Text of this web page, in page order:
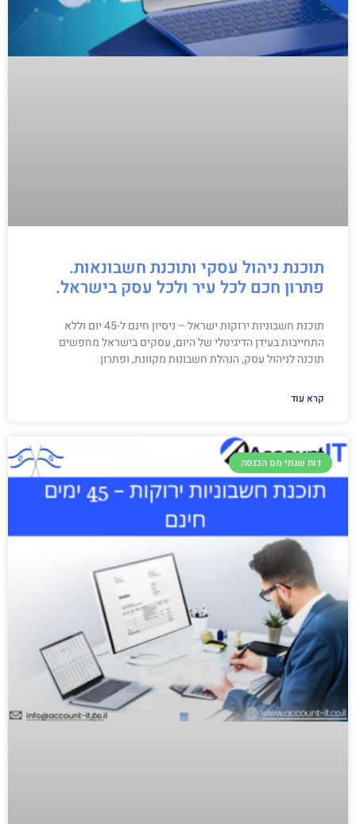
תוכנת ניהול עסקי ותוכנת חשבונאות.
פתרון חכם לכל עיר ולכל עסק בישראל.
תוכנת חשבוניות ירוקות ישראל – ניסיון חינם ל-45 יום וללא
התחייבות בעידן הדיגיטלי של היום, עסקים בישראל מחפשים
תוכנה לניהול עסק, הנהלת חשבונות מקוונת, ופתרון
קרא עוד
דוח שנתי מס הכנסה